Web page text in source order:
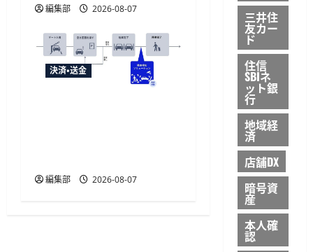
編集部 2026-08-07
決済・送金
編集部 2026-08-07
三井住
友カー
ド
住信
SBIネ
ット銀
行
地域経
済
店舗DX
暗号資
産
本人確
認